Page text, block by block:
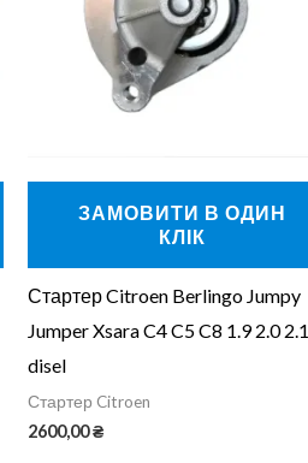
ЗАМОВИТИ В ОДИН
КЛІК
Стартер Citroen Berlingo Jumpy
Jumper Xsara C4 C5 C8 1.9 2.0 2.1
disel
Стартер Citroen
2600,00₴